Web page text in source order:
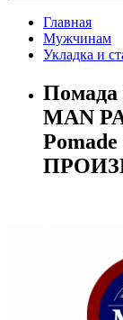
Главная
Мужчинам
Укладка и
Помада
MAN